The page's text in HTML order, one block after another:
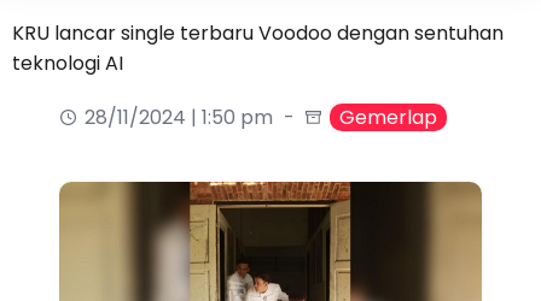
KRU lancar single terbaru Voodoo dengan sentuhan
teknologi AI
28/11/2024 | 1:50 pm
Gemerlap